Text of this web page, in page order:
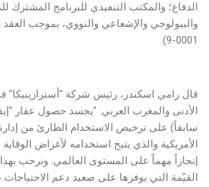
الدفاع؛ والمكتب التنفيذي للبرنامج المشترك
9-0001).
قال رامي اسكندر، رئيس شركة
سابقاً) على ترخيص الاستخدام الطارئ من إدارة
إنجازاً مهماً على المستوى العالمي. ونرحب
القيّمة التي يوفرها على صعيد دعم الاحتياجات